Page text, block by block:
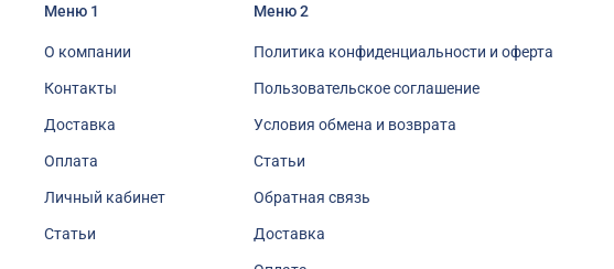
Меню 1
О компании
Контакты
Доставка
Оплата
Личный кабинет
Статьи
Меню 2
Политика конфиденциальности и оферта
Пользовательское соглашение
Условия обмена и возврата
Статьи
Обратная связь
Доставка